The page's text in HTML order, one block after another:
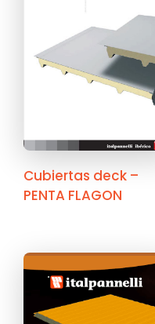
Cubiertas deck –
PENTA FLAGON